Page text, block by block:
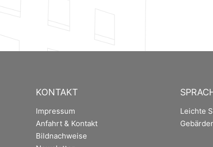
KONTAKT
Impressum
Anfahrt & Kontakt
Bildnachweise
Leichte